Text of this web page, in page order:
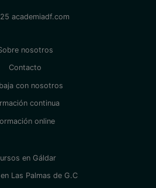
academiadf.com
nosotros
Contacto
con nosotros
continua
online
en Gáldar
Las Palmas de G.C